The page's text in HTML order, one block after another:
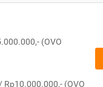
(OVO
Rp10.000.000,- (OVO